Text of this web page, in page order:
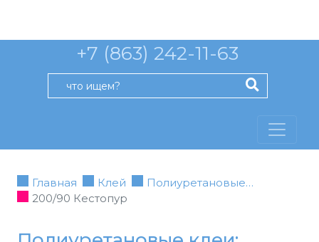
+7 (863) 242-11-63
Главная Клей
Полиуретановые…
200/90 Кестопур